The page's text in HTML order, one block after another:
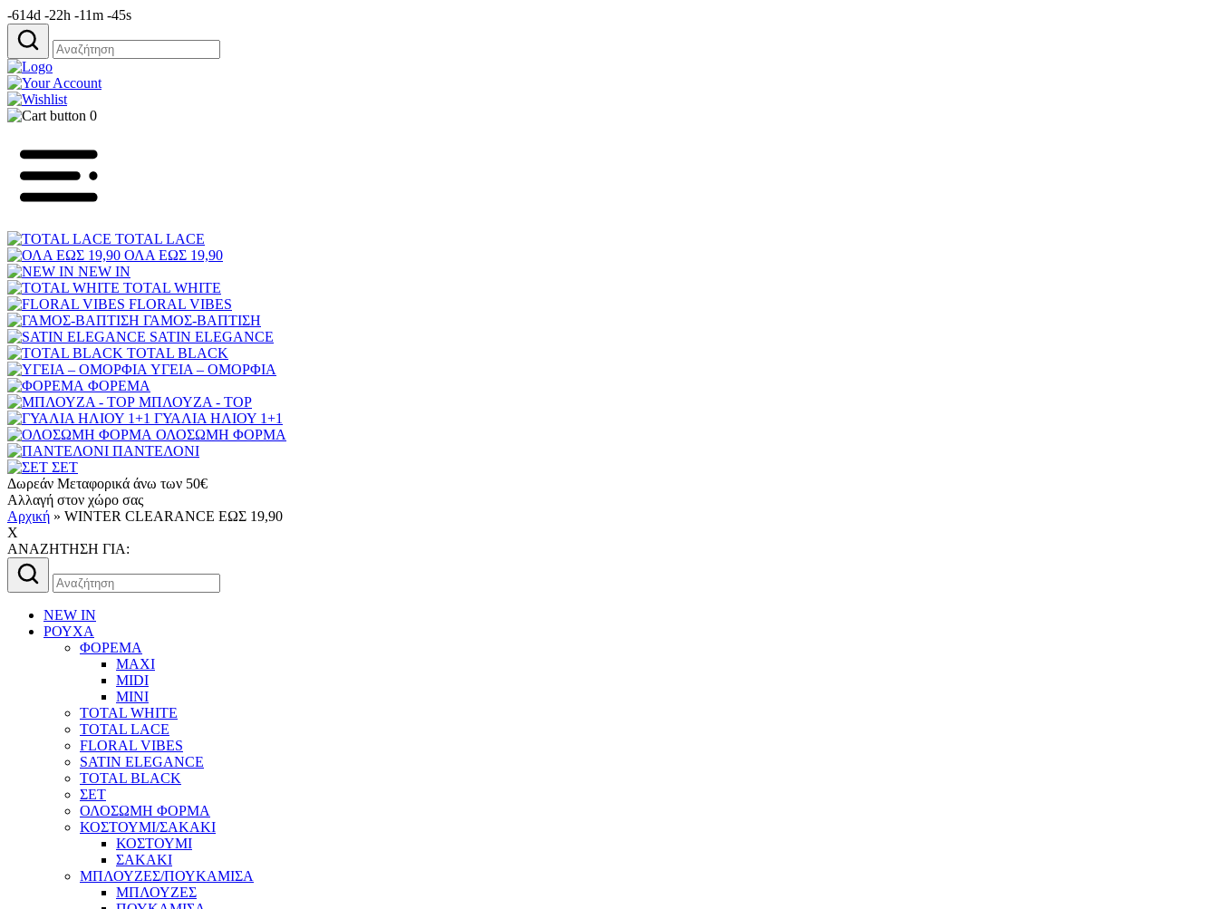
-614d -22h -11m -45s
Αναζήτηση
για:
0
TOTAL LACE
ΟΛΑ ΕΩΣ 19,90
NEW IN
TOTAL WHITE
FLORAL VIBES
ΓΑΜΟΣ-ΒΑΠΤΙΣΗ
SATIN ELEGANCE
TOTAL BLACK
ΥΓΕΙΑ – ΟΜΟΡΦΙΑ
ΦΟΡΕΜΑ
ΜΠΛΟΥΖΑ - TOP
ΓΥΑΛΙΑ ΗΛΙΟΥ 1+1
ΟΛΟΣΩΜΗ ΦΟΡΜΑ
ΠΑΝΤΕΛΟΝΙ
ΣΕΤ
Δωρεάν Μεταφορικά άνω των 50€
Αλλαγή στον χώρο σας
Αρχική » WINTER CLEARANCE ΕΩΣ 19,90
X
AΝΑΖΗΤΗΣΗ ΓΙΑ:
Αναζήτηση
για:
NEW IN
ΡΟΥΧΑ
ΦΟΡΕΜΑ
MAXI
MIDI
MINI
TOTAL WHITE
TOTAL LACE
FLORAL VIBES
SATIN ELEGANCE
TOTAL BLACK
ΣΕΤ
ΟΛΟΣΩΜΗ ΦΟΡΜΑ
ΚΟΣΤΟΥΜΙ/ΣΑΚΑΚΙ
ΚΟΣΤΟΥΜΙ
ΣΑΚΑΚΙ
ΜΠΛΟΥΖΕΣ/ΠΟΥΚΑΜΙΣΑ
ΜΠΛΟΥΖΕΣ